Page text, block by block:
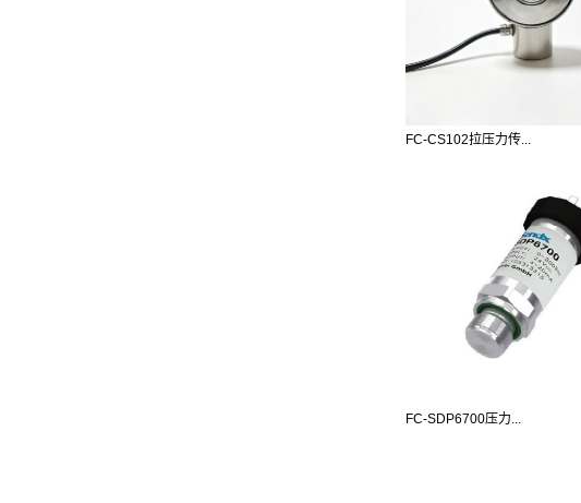
FC-CS102拉压力传...
FC-SDP6700压力...